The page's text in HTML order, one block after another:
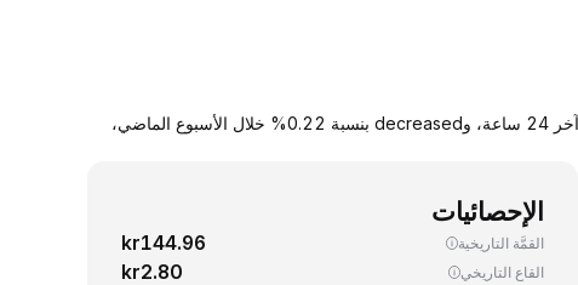
يجري اليوم، تداوُل واحد (1) AVAX ‏(Avalanche) بسعر 6.45 دولار. down سعر صرف AVAX مقابل الدولار الأمريكي بنسبة 1.84% خلال آخر 24 ساعة، وdecreased بنسبة 0.22% خلال الأسبوع الماضي،
الإحصائيات
القمَّة التاريخية kr144.96
القاع التاريخي kr2.80